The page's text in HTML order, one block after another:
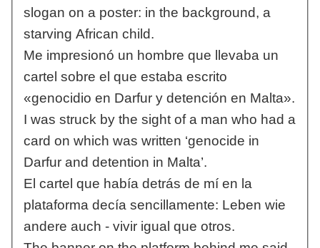
slogan on a poster: in the background, a
starving African child.
Me impresionó un hombre que llevaba un
cartel sobre el que estaba escrito
«genocidio en Darfur y detención en Malta».
I was struck by the sight of a man who had a
card on which was written ‘genocide in
Darfur and detention in Malta’.
El cartel que había detrás de mí en la
plataforma decía sencillamente: Leben wie
andere auch - vivir igual que otros.